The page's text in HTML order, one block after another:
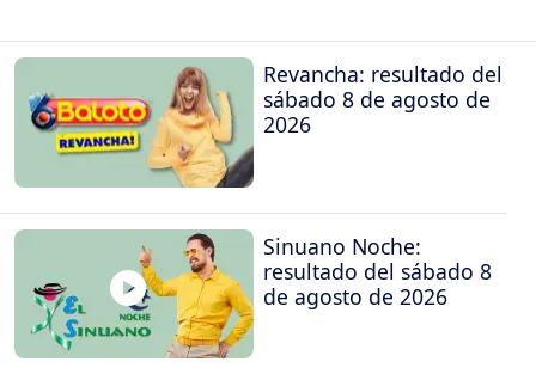
Revancha: resultado del
sábado 8 de agosto de
2026
Sinuano Noche:
resultado del sábado 8
de agosto de 2026